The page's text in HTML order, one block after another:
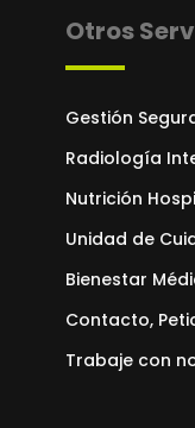
Otros
Gestión
Radiología
Nutrición
Unidad de
Bienestar
Contacto,
Trabaje con